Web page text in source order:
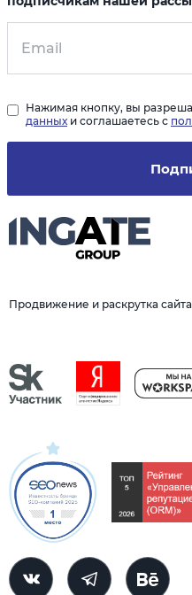
Продвижение и раскрутка
Нажимая кнопку, вы
данных и соглашаетесь с